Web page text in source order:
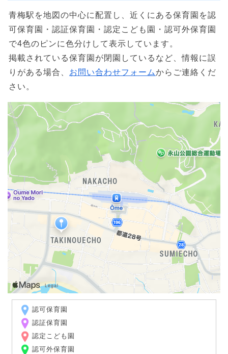
青梅駅を地図の中心に配置し、近くにある保育園を認
可保育園・認証保育園・認定こども園・認可外保育園
で4色のピンに色分けして表示しています。
掲載されている保育園が閉園しているなど、情報に誤
りがある場合、 お問い合わせフォームからご連絡くだ
さい。
認可保育園
認証保育園
認定こども園
認可外保育園